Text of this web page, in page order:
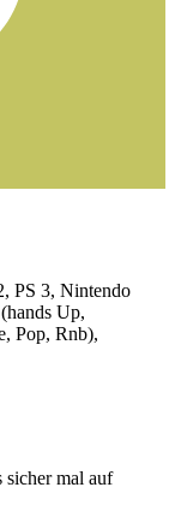
PS 3, Nintendo
Up,
Pop, Rnb),
sicher mal auf